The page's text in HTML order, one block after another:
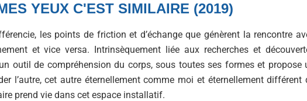
YEUX C'EST SIMILAIRE (2019)
les points de friction et d’échange que génèrent la rencontre
et vice versa. Intrinsèquement liée aux recherches et
outil de compréhension du corps, sous toutes ses formes et propose
l’autre, cet autre éternellement comme moi et éternellement différent
prend vie dans cet espace installatif.